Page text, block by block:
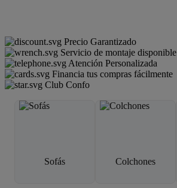
Precio Garantizado
Servicio de montaje disponible
Atención Personalizada
Financia tus compras fácilmente
Club Confo
Sofás Colchones